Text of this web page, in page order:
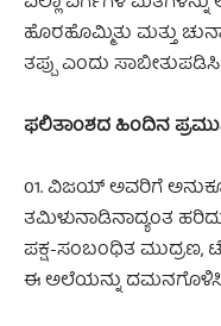
ಹೊರಹೊಮ್ಮಿತು ಮತ್ತು
ತಪ್ಪು ಎಂದು
ಫಲಿತಾಂಶದ ಹಿಂದಿನ
01. ವಿಜಯ್ ಅವರಿಗೆ
ತಮಿಳುನಾಡಿನಾದ್ಯಂತ
ಪಕ್ಷ-ಸಂಬಂಧಿತ
ಈ ಅಲೆಯನ್ನು